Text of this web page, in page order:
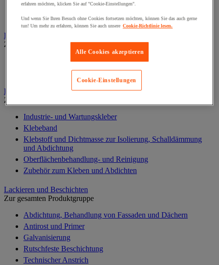
Verlängerungskabel, Mehrfachsteckdose und Aufroller
Zubehör für Schaltkästen
Elektrowerkzeug
Zur gesamten Produktgruppe
Elektrowerkzeug mit Kabel
Kabelloses Elektrowerkzeug
Kleben und Abdichten
Zur gesamten Produktgruppe
Industrie- und Wartungskleber
Klebeband
Klebstoff und Dichtmasse zur Isolierung, Schalldämmung
und Abdichtung
Oberflächenbehandlung- und Reinigung
Zubehör zum Kleben und Abdichten
Lackieren und Beschichten
Zur gesamten Produktgruppe
Abdichtung, Behandlung von Fassaden und Dächern
Antirost und Primer
Galvanisierung
Rutschfeste Beschichtung
Technischer Anstrich
erfahren möchten, klicken Sie auf "Cookie-Einstellungen".
Und wenn Sie Ihren Besuch ohne Cookies fortsetzen möchten, können Sie das auch gerne
tun! Um mehr zu erfahren, können Sie auch unsere Cookie-Richtlinie lesen.
Alle Cookies akzeptieren
Cookie-Einstellungen